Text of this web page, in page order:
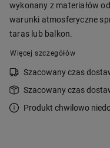
wykonany z materiałów
warunki atmosferyczne
taras lub balkon.
Więcej szczegółów
Szacowany czas
Szacowany czas
Produkt chwilowo